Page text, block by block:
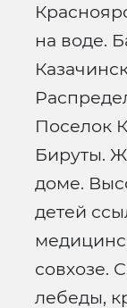
на воде.
Поселок
Бируты.
доме.
детей
совхозе.
лебеды,